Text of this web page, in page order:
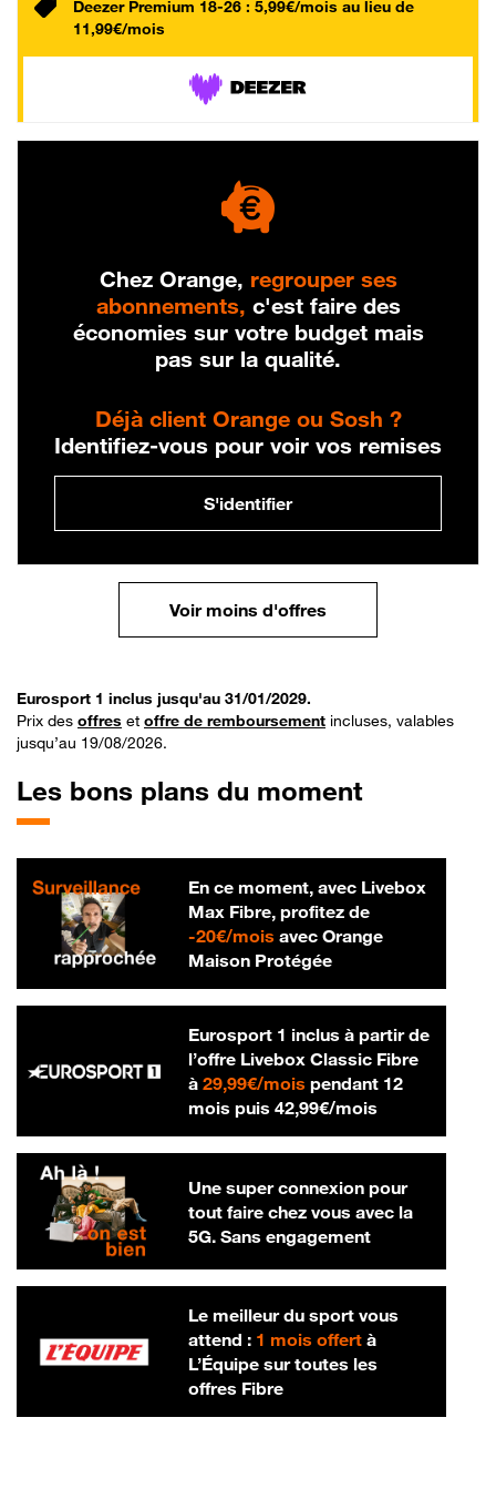
Deezer Premium 18-26 : 5,99€/mois au lieu de
11,99€/mois
Chez Orange, regrouper ses
abonnements, c'est faire des
économies sur votre budget mais
pas sur la qualité.
Déjà client Orange ou Sosh ?
Identifiez-vous pour voir vos remises
S'identifier
Voir moins d'offres
Eurosport 1 inclus jusqu'au 31/01/2029.
Prix des offres et offre de remboursement incluses, valables
jusqu’au 19/08/2026.
Les bons plans du moment
En ce moment, avec Livebox
Max Fibre, profitez de
-20€/mois20 € par mois
avec Orange
Maison Protégée
Eurosport 1 inclus à partir de
l’offre Livebox Classic Fibre
à 29,99€/mois29,99 € par mois
pendant 12
mois puis 42,99€/mois42,99 € par
Une super connexion pour
tout faire chez vous avec la
5G. Sans engagement
Le meilleur du sport vous
attend : 1 mois offertà
L’Équipe sur toutes les
offres Fibre